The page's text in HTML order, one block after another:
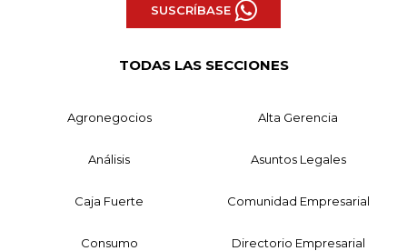
SUSCRÍBASE
TODAS LAS SECCIONES
Agronegocios Alta Gerencia
Análisis Asuntos Legales
Caja Fuerte Comunidad Empresarial
Consumo Directorio Empresarial